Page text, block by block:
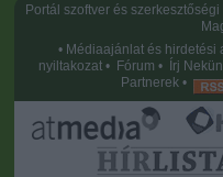
Portál szoftver és
• Médiaajánlat és hirdetési
nyiltakozat • Fórum • Írj
Partnerek •